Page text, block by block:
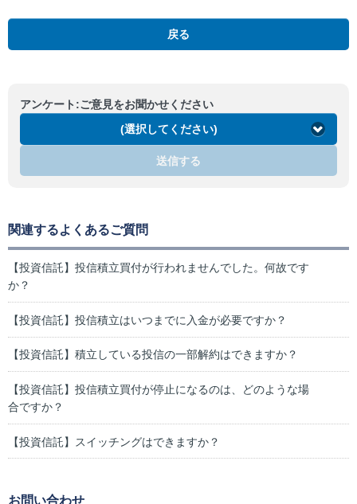
戻る
アンケート:ご意見をお聞かせください
(選択してください)
送信する
関連するよくあるご質問
【投資信託】投信積立買付が行われませんでした。何故です
か？
【投資信託】投信積立はいつまでに入金が必要ですか？
【投資信託】積立している投信の一部解約はできますか？
【投資信託】投信積立買付が停止になるのは、どのような場
合ですか？
【投資信託】スイッチングはできますか？
お問い合わせ